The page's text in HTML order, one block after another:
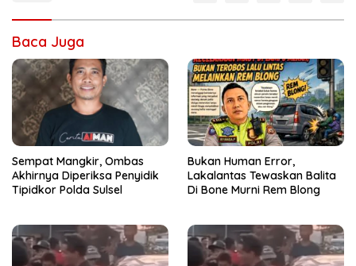
Baca Juga
Sempat Mangkir, Ombas
Akhirnya Diperiksa Penyidik
Tipidkor Polda Sulsel
Bukan Human Error,
Lakalantas Tewaskan Balita
Di Bone Murni Rem Blong